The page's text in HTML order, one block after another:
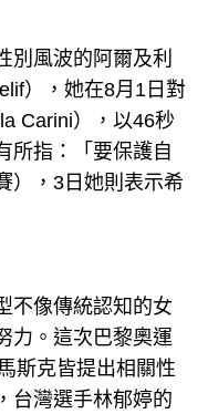
別風波的阿爾及利
），她在8月1日對
Carini），以46秒
所指：「要保護自
），3日她則表示希
不像傳統認知的女
力。這次巴黎奧運
斯克皆提出相關性
台灣選手林郁婷的